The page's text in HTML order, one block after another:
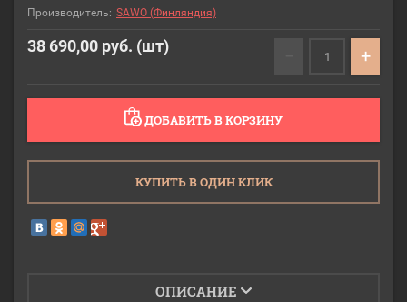
Производитель: SAWO (Финляндия)
38 690,00 руб. (шт) +
ДОБАВИТЬ В КОРЗИНУ
КУПИТЬ В ОДИН КЛИК
ОПИСАНИЕ